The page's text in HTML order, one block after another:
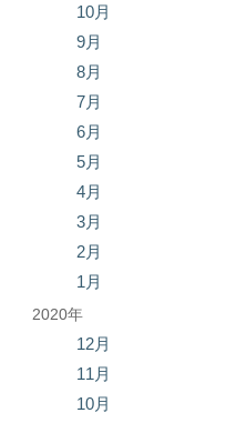
10月
9月
8月
7月
6月
5月
4月
3月
2月
1月
2020年
12月
11月
10月